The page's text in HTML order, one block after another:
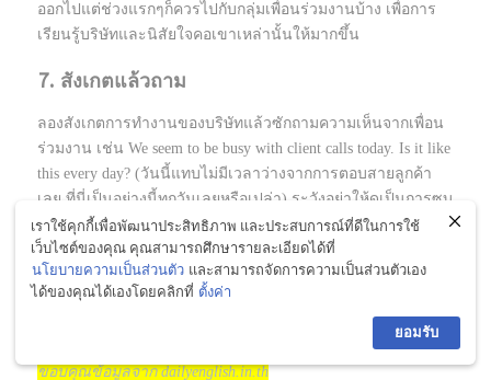
ออกไปแต่ช่วงแรกๆก็ควรไปกับกลุ่มเพื่อนร่วมงานบ้าง เพื่อการ
เรียนรู้บริษัทและนิสัยใจคอเขาเหล่านั้นให้มากขึ้น
7. สังเกตแล้วถาม
ลองสังเกตการทำงานของบริษัทแล้วซักถามความเห็นจากเพื่อน
ร่วมงาน เช่น We seem to be busy with client calls today. Is it like
this every day? (วันนี้แทบไม่มีเวลาว่างจากการตอบสายลูกค้า
เลย ที่นี่เป็นอย่างนี้ทุกวันเลยหรือเปล่า) ระวังอย่าให้ดูเป็นการซุบ
ซินนินทาบริษัทไปซะล่ะ พยายามทำให้เป็นประโยคคำถาม
ธรรมดา และหากต้องออกความคิดห็นบก็ควรจะเป็นความคิด
เห็นที่อยู่ในแง่บวก เช่น I like to keep myself busy. (ฉันชอบทำตัว
ยุ่งๆนะ) เพราะการพูดคุยเรื่องทั่วๆไปของบริษัทจะทำให้เราได้
แลกเปลี่ยนข้อคิดเห็นและสร้างความสนิทสนมได้ในที่สุด
ขอบคุณข้อมูลจาก dailyenglish.in.th
เราใช้คุกกี้เพื่อพัฒนาประสิทธิภาพ และประสบการณ์ที่ดีในการใช้
เว็บไซต์ของคุณ คุณสามารถศึกษารายละเอียดได้ที่
นโยบายความเป็นส่วนตัว และสามารถจัดการความเป็นส่วนตัวเอง
ได้ของคุณได้เองโดยคลิกที่ ตั้งค่า
ยอมรับ